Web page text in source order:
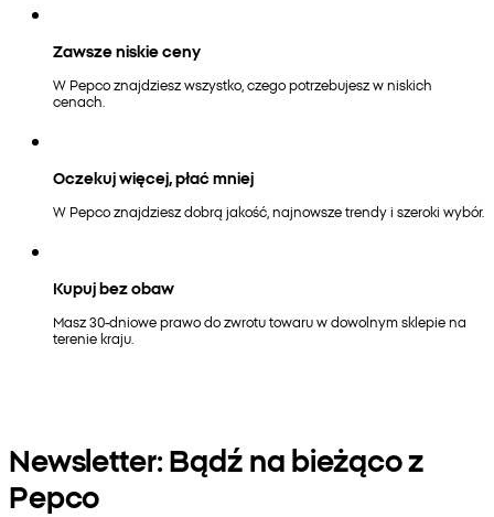
Zawsze niskie ceny
W Pepco znajdziesz wszystko, czego potrzebujesz w niskich
cenach.
Oczekuj więcej, płać mniej
W Pepco znajdziesz dobrą jakość, najnowsze trendy i szeroki wybór.
Kupuj bez obaw
Masz 30-dniowe prawo do zwrotu towaru w dowolnym sklepie na
terenie kraju.
Newsletter: Bądź na bieżąco z
Pepco